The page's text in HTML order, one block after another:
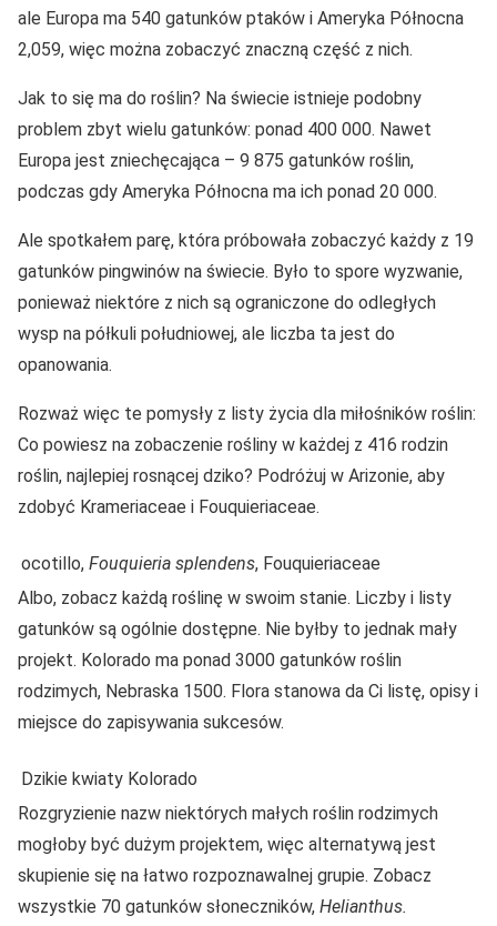
ale Europa ma 540 gatunków ptaków i Ameryka Północna
2,059, więc można zobaczyć znaczną część z nich.
Jak to się ma do roślin? Na świecie istnieje podobny
problem zbyt wielu gatunków: ponad 400 000. Nawet
Europa jest zniechęcająca – 9 875 gatunków roślin,
podczas gdy Ameryka Północna ma ich ponad 20 000.
Ale spotkałem parę, która próbowała zobaczyć każdy z 19
gatunków pingwinów na świecie. Było to spore wyzwanie,
ponieważ niektóre z nich są ograniczone do odległych
wysp na półkuli południowej, ale liczba ta jest do
opanowania.
Rozważ więc te pomysły z listy życia dla miłośników roślin:
Co powiesz na zobaczenie rośliny w każdej z 416 rodzin
roślin, najlepiej rosnącej dziko? Podróżuj w Arizonie, aby
zdobyć Krameriaceae i Fouquieriaceae.
ocotillo, Fouquieria splendens, Fouquieriaceae
Albo, zobacz każdą roślinę w swoim stanie. Liczby i listy
gatunków są ogólnie dostępne. Nie byłby to jednak mały
projekt. Kolorado ma ponad 3000 gatunków roślin
rodzimych, Nebraska 1500. Flora stanowa da Ci listę, opisy i
miejsce do zapisywania sukcesów.
Dzikie kwiaty Kolorado
Rozgryzienie nazw niektórych małych roślin rodzimych
mogłoby być dużym projektem, więc alternatywą jest
skupienie się na łatwo rozpoznawalnej grupie. Zobacz
wszystkie 70 gatunków słoneczników, Helianthus.